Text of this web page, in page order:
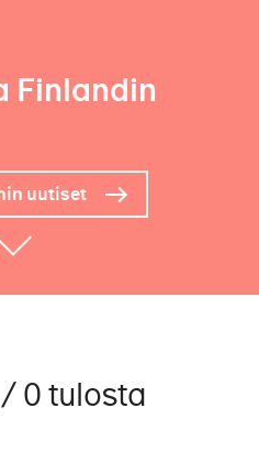
Finlandin
uutiset
0 tulosta